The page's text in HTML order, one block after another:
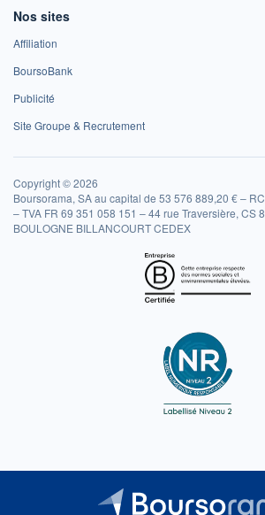
Nos sites
Affiliation
BoursoBank
Publicité
Site Groupe & Recrutement
Copyright © 2026
Boursorama, SA au capital de 53 576 889,20 € –
– TVA FR 69 351 058 151 – 44 rue Traversière, CS
BOULOGNE BILLANCOURT CEDEX